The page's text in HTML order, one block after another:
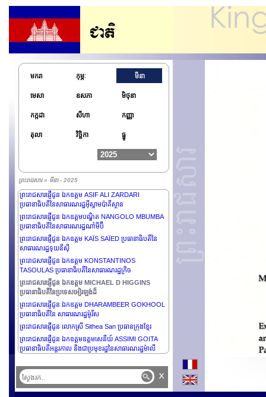
មករា កុម្ភៈ មីនា
មេសា ឧសភា មិថុនា
កក្កដា សីហា កញ្ញា
តុលា វិច្ឆិកា ធ្នូ
ព្រះរាជសារ » មីនា - 2025
DIAKHAR FAYE ប្រធានាធិបតីនៃសាធារណរដ្ឋសេណេហ្គាល់
ព្រះរាជសារផ្ញើថ្វាយព្រះករុណាព្រះបាទ MAHA
ថៃឡង់ដ៍
ព្រះរាជសារផ្ញើជូន ឯកឧត្តមនាយឧត្តមសេនីយ៍ជាន់ខ្ពស់ MIN
AUNG HLAING ប្រធានក្រុមប្រឹក្សារដ្ឋបាលរដ្ឋ នាយករដ្ឋមន្ត្រី
នៃសាធារណរដ្ឋសហភាពមីយ៉ាន់ម៉ា
ព្រះរាជសារផ្ញើជូន ឯកឧត្តម MOHAMMED
SHAHABUDDIN ប្រធានាធិបតីនៃសាធារណរដ្ឋប្រជាមានិត
ព្រះរាជសារផ្ញើជូន ឯកឧត្តម KONSTANTINOS
TASOULAS ប្រធានាធិបតីនៃសាធារណរដ្ឋក្រិច
ព្រះរាជសារផ្ញើជូន ឯកឧត្តម ASIF ALI ZARDARI
ប្រធានាធិបតីនៃសាធារណរដ្ឋអ៊ីស្លាមប៉ាគីស្ថាន
ព្រះរាជសារផ្ញើជូន ឯកឧត្តមបណ្ឌិត NANGOLO MBUMBA
ប្រធានាធិបតីនៃសាធារណរដ្ឋណាំមីប៊ី
ព្រះរាជសារផ្ញើជូន ឯកឧត្តម KAÏS SAÏED ប្រធានាធិបតីនៃ
សាធារណរដ្ឋទុយនីស៊ី
ព្រះរាជសារផ្ញើជូន ឯកឧត្តម KONSTANTINOS
TASOULAS ប្រធានាធិបតីនៃសាធារណរដ្ឋក្រិច
ព្រះរាជសារផ្ញើជូន ឯកឧត្តម MICHAEL D HIGGINS
ប្រធានាធិបតីនៃប្រទេសអៀរឡង់ដ៏
ព្រះរាជសារផ្ញើជូន ឯកឧត្ដម DHARAMBEER GOKHOOL
ប្រធានាធិបតីនៃ សាធារណរដ្ឋម៉ូរីស
ព្រះរាជសារផ្ញើជូន លោកស្រី Sithea San ប្រធានក្រុងខ្មែរ
ព្រះរាជសារផ្ញើជូន ឯកឧត្តមឧត្តមសេនីយ៍ ASSIMI GOITA
ប្រធានាធិបតីអន្តរកាល និងជាប្រមុខរដ្ឋនៃសាធារណរដ្ឋម៉ាលី
x